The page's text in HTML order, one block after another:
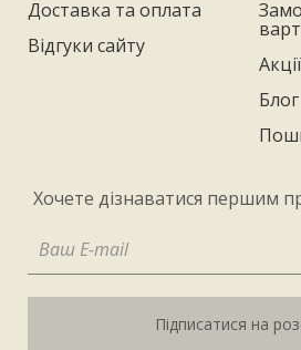
Доставка та оплата
Відгуки сайту
Акції
Блог
Хочете дізнаватися першим
Підписатися на